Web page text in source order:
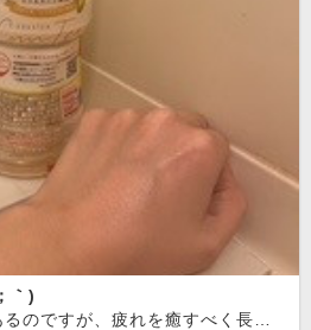
｀)
呂タイムです?お風呂が本当に大好きでずーっと浸かっていたくなります??沢山汗をかいてスッキリしたら寝ようっと